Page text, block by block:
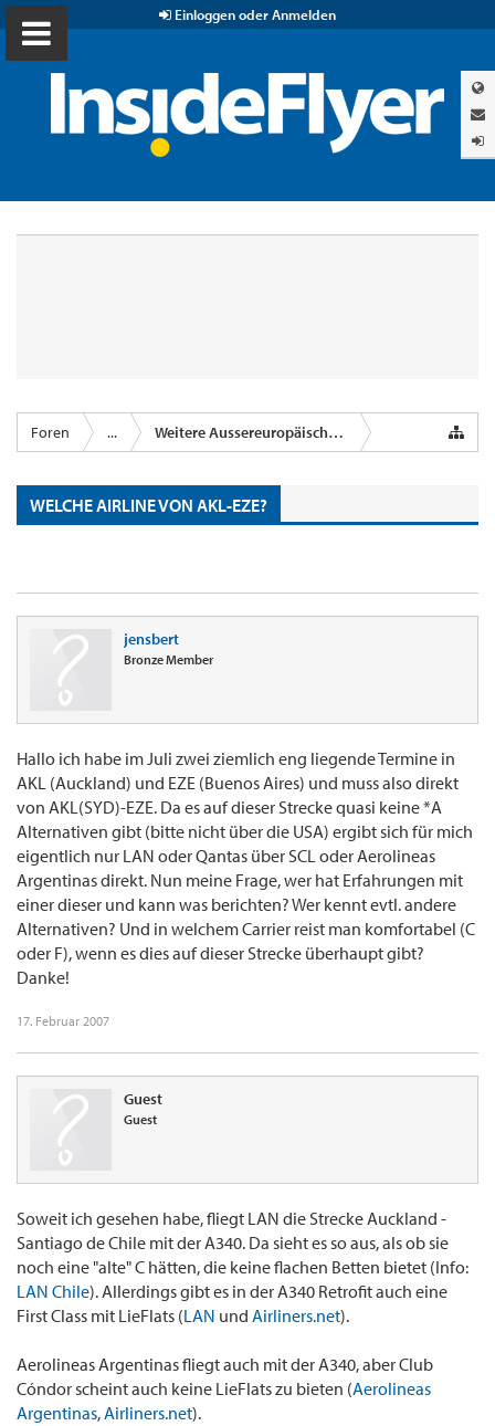
Einloggen oder Anmelden
Foren ... Weitere Aussereuropäische Airlines
WELCHE AIRLINE VON AKL-EZE?
jensbert
Bronze Member
Hallo ich habe im Juli zwei ziemlich eng liegende Termine in
AKL (Auckland) und EZE (Buenos Aires) und muss also direkt
von AKL(SYD)-EZE. Da es auf dieser Strecke quasi keine *A
Alternativen gibt (bitte nicht über die USA) ergibt sich für mich
eigentlich nur LAN oder Qantas über SCL oder Aerolineas
Argentinas direkt. Nun meine Frage, wer hat Erfahrungen mit
einer dieser und kann was berichten? Wer kennt evtl. andere
Alternativen? Und in welchem Carrier reist man komfortabel (C
oder F), wenn es dies auf dieser Strecke überhaupt gibt?
Danke!
17. Februar 2007
Guest
Guest
Soweit ich gesehen habe, fliegt LAN die Strecke Auckland -
Santiago de Chile mit der A340. Da sieht es so aus, als ob sie
noch eine "alte" C hätten, die keine flachen Betten bietet (Info:
LAN Chile). Allerdings gibt es in der A340 Retrofit auch eine
First Class mit LieFlats (LAN und Airliners.net).
Aerolineas Argentinas fliegt auch mit der A340, aber Club
Cóndor scheint auch keine LieFlats zu bieten (Aerolineas
Argentinas,Airliners.net).